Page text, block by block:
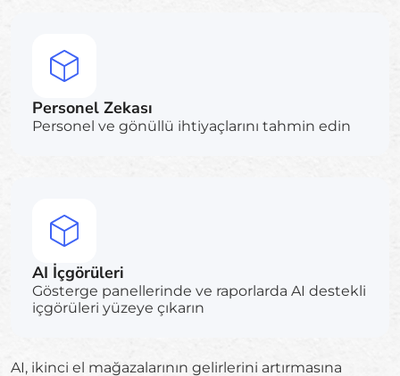
Personel Zekası
Personel ve gönüllü ihtiyaçlarını tahmin edin
AI İçgörüleri
Gösterge panellerinde ve raporlarda AI destekli
içgörüleri yüzeye çıkarın
AI, ikinci el mağazalarının gelirlerini artırmasına